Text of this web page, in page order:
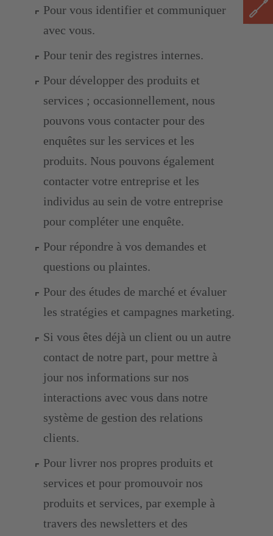
Pour vous identifier et communiquer
avec vous.
Pour tenir des registres internes.
Pour développer des produits et
services ; occasionnellement, nous
pouvons vous contacter pour des
enquêtes sur les services et les
produits. Nous pouvons également
contacter votre entreprise et les
individus au sein de votre entreprise
pour compléter une enquête.
Pour répondre à vos demandes et
questions ou plaintes.
Pour des études de marché et évaluer
les stratégies et campagnes marketing.
Si vous êtes déjà un client ou un autre
contact de notre part, pour mettre à
jour nos informations sur nos
interactions avec vous dans notre
système de gestion des relations
clients.
Pour livrer nos propres produits et
services et pour promouvoir nos
produits et services, par exemple à
travers des newsletters et des